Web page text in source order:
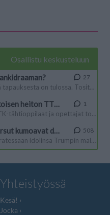
Yhteistyössä
Kesä!
Jocka